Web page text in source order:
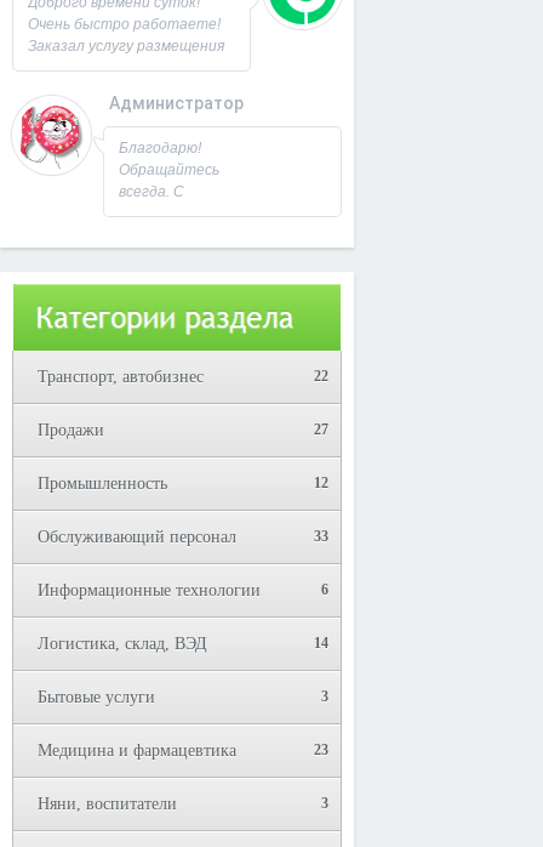
просим!
Заходите ещё. С
Уважением,
Юрий!
Очень быстро работаете!
Заказал услугу размещения
объявления на 60 досок, за
исполнили! Большое
спасибо!
Администратор
22.09.2023 - 09:19
Благодарю!
Обращайтесь
всегда. С
Уважением,
Транспорт, автобизнес 22
Продажи 27
Промышленность 12
Обслуживающий персонал 33
Информационные технологии 6
Логистика, склад, ВЭД 14
Бытовые услуги 3
Медицина и фармацевтика 23
Няни, воспитатели 3